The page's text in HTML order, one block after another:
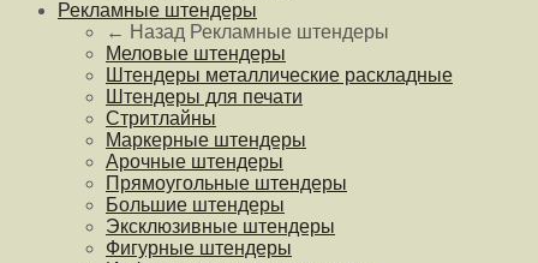
Рекламные штендеры
← Назад Рекламные штендеры
Меловые штендеры
Штендеры металлические раскладные
Штендеры для печати
Стритлайны
Маркерные штендеры
Арочные штендеры
Прямоугольные штендеры
Большие штендеры
Эксклюзивные штендеры
Фигурные штендеры